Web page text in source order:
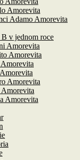
Amorevita
Adamo Amorevita
v jednom roce
Amorevita
Amorevita
Amorevita
Amorevita